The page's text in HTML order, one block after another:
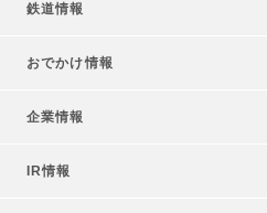
鉄道情報
おでかけ情報
企業情報
IR情報